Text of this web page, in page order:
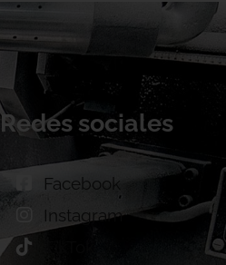
Redes sociales
Facebook
Instagram